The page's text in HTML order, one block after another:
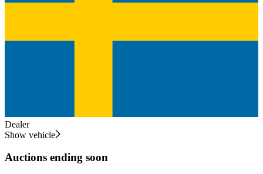
Dealer
Show vehicle
Auctions ending soon